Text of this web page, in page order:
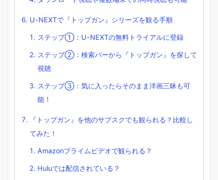
U-NEXTで『トップガン』シリーズを観る手順
ステップ①：U-NEXTの無料トライアルに登録
ステップ②：検索バーから『トップガン』を探して
視聴
ステップ③：気に入ったらそのまま洋画三昧も可
能！
『トップガン』を他のサブスクでも観られる？比較し
てみた！
Amazonプライムビデオで観られる？
Huluでは配信されている？